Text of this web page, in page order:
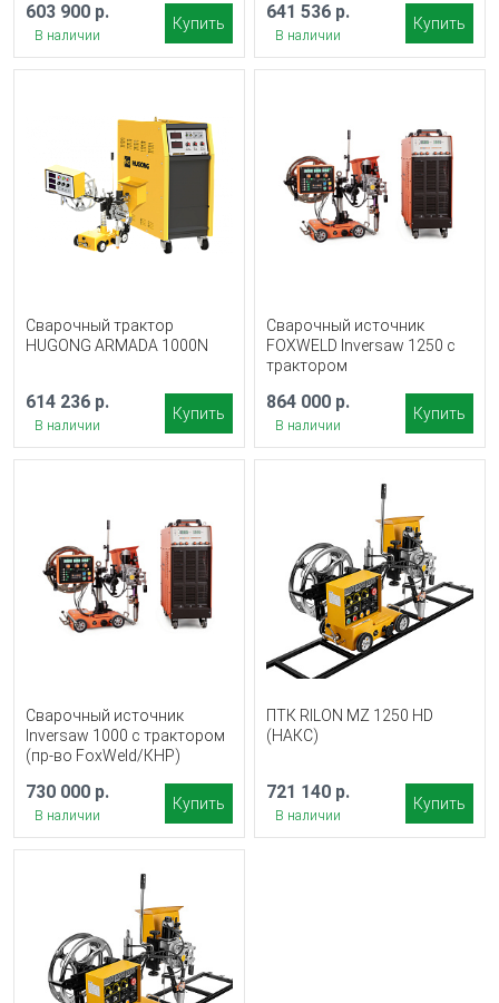
603 900 р.
В наличии
Купить
641 536 р.
В наличии
Купить
Сварочный трактор
HUGONG ARMADA 1000N
614 236 р.
В наличии
Купить
Сварочный источник
FOXWELD Inversaw 1250 с
трактором
864 000 р.
В наличии
Купить
Сварочный источник
Inversaw 1000 с трактором
(пр-во FoxWeld/КНР)
730 000 р.
В наличии
Купить
ПТК RILON MZ 1250 HD
(НАКС)
721 140 р.
В наличии
Купить